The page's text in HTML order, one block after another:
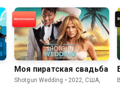
Моя пиратская свадьба
Shotgun Wedding • 2022, США,